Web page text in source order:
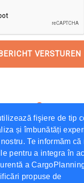
fişiere de tip
și îmbunătăți
Te informăm că
pentru a integra în
a
propuse de
VERSTUREN
Adres
Elena Doamna Nr.20-22,
Iasi România.